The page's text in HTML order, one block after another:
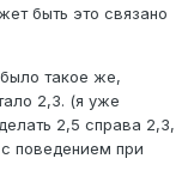
быть это связано
такое же,
2,3. (я уже
2,5 справа 2,3,
поведением при